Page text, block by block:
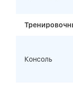
Консоль